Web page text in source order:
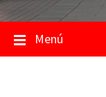
Menú